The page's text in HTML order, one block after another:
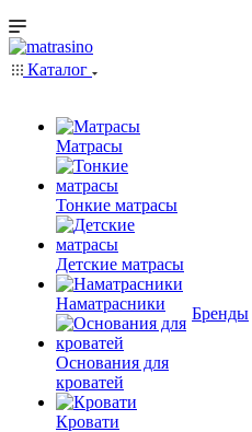
Каталог
Матрасы
Тонкие матрасы
Детские матрасы
Наматрасники
Основания для
кроватей
Кровати
Бренды